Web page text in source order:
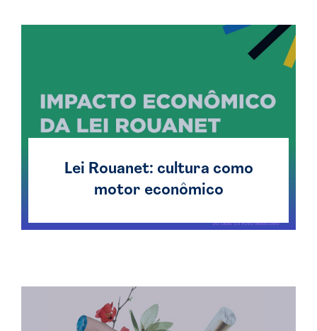
Lei Rouanet: cultura como
motor econômico